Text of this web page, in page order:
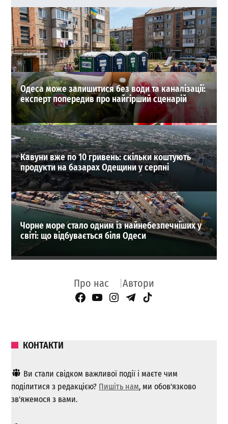
40 тисяч доларів за життя судді: в Одесі зірвали
замовне вбивство
0
03-08-2026 в 22:17
ВИБІР РЕДАКЦІЇ
Одеса може залишитися без води та каналізації:
експерт попередив про найгірший сценарій
Кавуни вже по 10 гривень: скільки коштують
продукти на базарах Одещини у серпні
Чорне море стало одним із найнебезпечніших у
світі: що відбувається біля Одеси
Про нас Автори
Facebook Page
YouTube
Instagram
Telegram
TikTok
КОНТАКТИ
Ви стали свідком важливої ​​події і маєте чим
поділитися з редакцією? Пишіть нам, ми обов'язково
зв'яжемося з вами.